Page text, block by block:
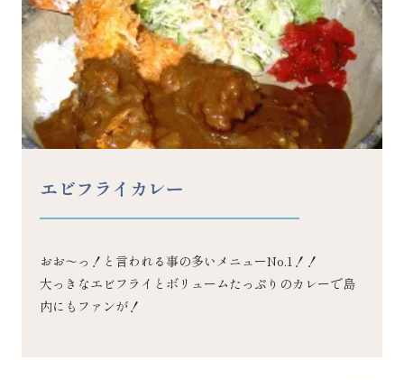
エビフライカレー
おお～っ！と言われる事の多いメニューNo.1！！
大っきなエビフライとボリュームたっぷりのカレーで島
内にもファンが！